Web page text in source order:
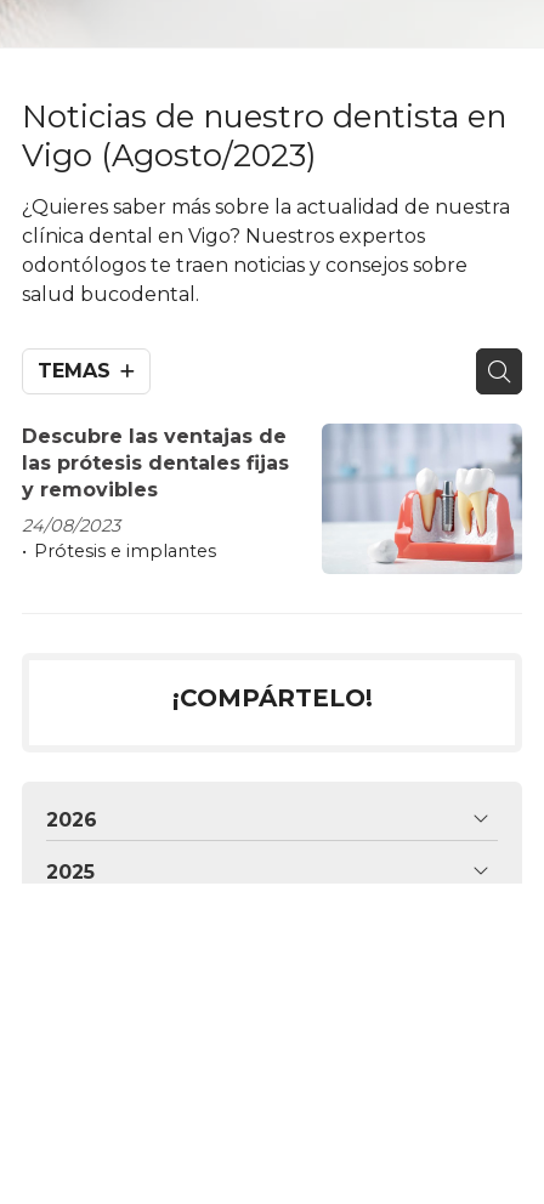
Noticias de nuestro dentista en
Vigo (Agosto/2023)
¿Quieres saber más sobre la actualidad de nuestra
clínica dental en Vigo? Nuestros expertos
odontólogos te traen noticias y consejos sobre
salud bucodental.
TEMAS
Descubre las ventajas de
las prótesis dentales fijas
y removibles
24/08/2023
Prótesis e implantes
¡COMPÁRTELO!
2026
2025